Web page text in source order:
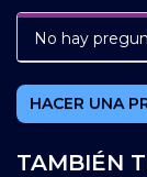
No hay
HACER UNA
TAMBIÉN